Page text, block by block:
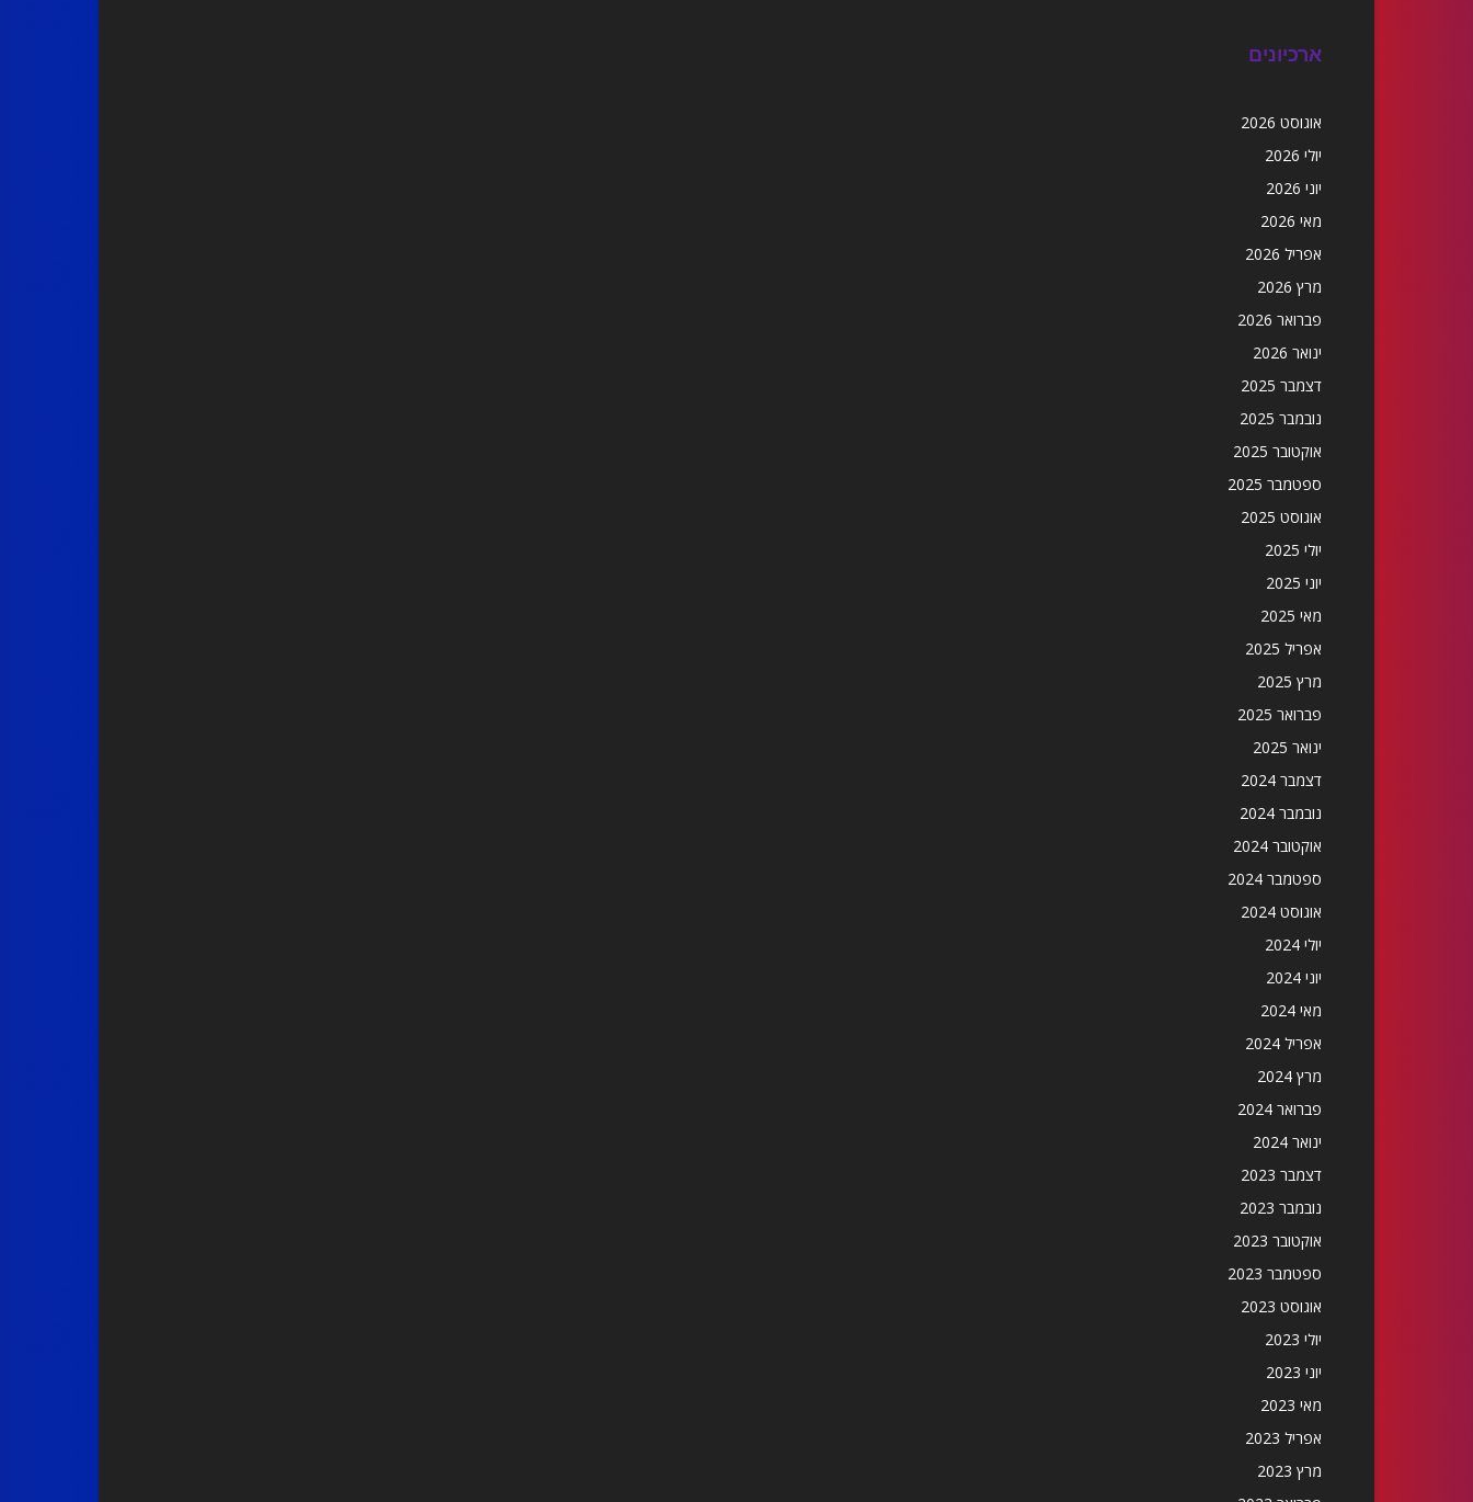
ארכיונים
אוגוסט 2026
יולי 2026
יוני 2026
מאי 2026
אפריל 2026
מרץ 2026
פברואר 2026
ינואר 2026
דצמבר 2025
נובמבר 2025
אוקטובר 2025
ספטמבר 2025
אוגוסט 2025
יולי 2025
יוני 2025
מאי 2025
אפריל 2025
מרץ 2025
פברואר 2025
ינואר 2025
דצמבר 2024
נובמבר 2024
אוקטובר 2024
ספטמבר 2024
אוגוסט 2024
יולי 2024
יוני 2024
מאי 2024
אפריל 2024
מרץ 2024
פברואר 2024
ינואר 2024
דצמבר 2023
נובמבר 2023
אוקטובר 2023
ספטמבר 2023
אוגוסט 2023
יולי 2023
יוני 2023
מאי 2023
אפריל 2023
מרץ 2023